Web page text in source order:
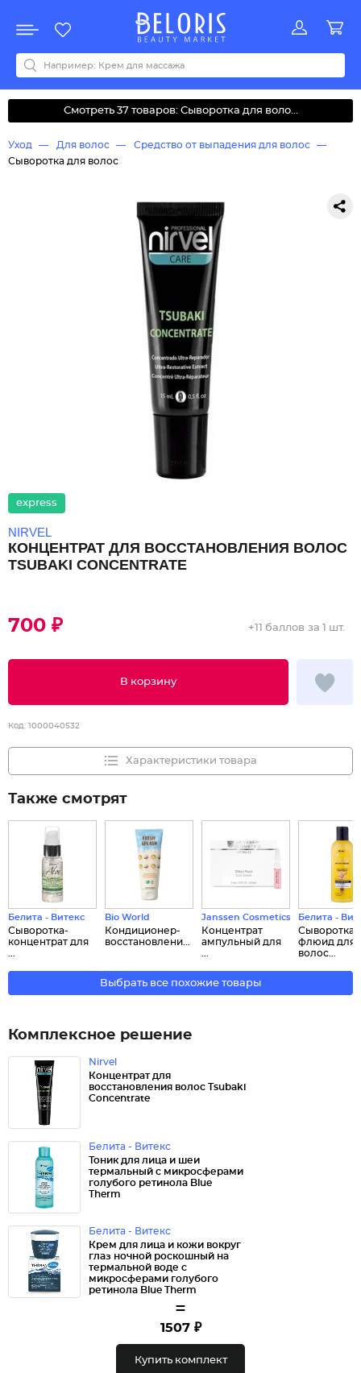
Акции
Все бренды
0-9ABCDEFGHIJKLMNOPQRSTUVWYZАБВДЗИМОКЛНПРСТУФ
Смотреть 37 товаров: Сыворотка для воло...
Уход Для волос
Средство от выпадения для волос
Сыворотка для волос
express
NIRVEL
КОНЦЕНТРАТ ДЛЯ ВОССТАНОВЛЕНИЯ ВОЛОС
TSUBAKI CONCENTRATE
700 ₽
В корзину
+11 баллов за 1 шт.
Код: 1000040532
Характеристики товара
Также смотрят
Белита - Витекс
Сыворотка-
концентрат для
Bio World
Кондиционер-
восстановлени...
Janssen Cosmetics
Концентрат
ампульный для
Белита -
Сыворотка-
флюид для
волос...
Выбрать все похожие товары
Комплексное решение
Nirvel
Концентрат для
восстановления волос Tsubaki
Concentrate
Белита - Витекс
Тоник для лица и шеи
термальный с микросферами
голубого ретинола Blue
Therm
Белита - Витекс
Крем для лица и кожи вокруг
глаз ночной роскошный на
термальной воде с
микросферами голубого
ретинола Blue Therm
=
1507 ₽
Купить комплект